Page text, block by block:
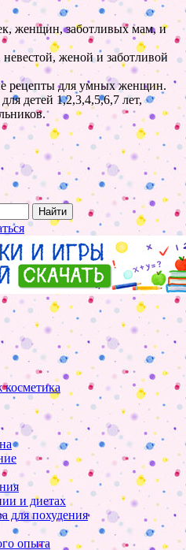
женщин, заботливых мам, и
женой и заботливой
рецепты для умных женщин.
детей 1,2,3,4,5,6,7 лет,
и диетах
для похудения
опыта